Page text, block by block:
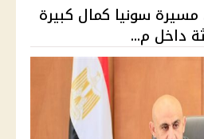
سونيا كمال كبيرة
داخل م...